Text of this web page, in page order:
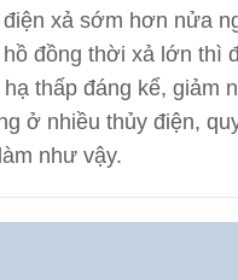
xả sớm hơn nửa
đồng thời xả lớn thì
thấp đáng kể, giảm
ở nhiều thủy điện,
như vậy.